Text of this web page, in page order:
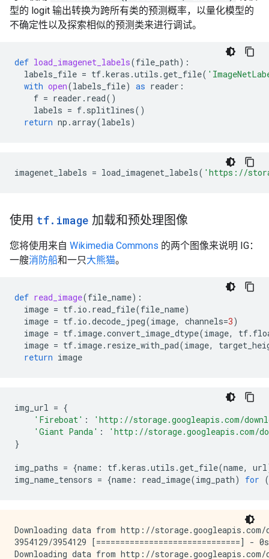
型的 logit 输出转换为跨所有类的预测概率，以量化模型的
不确定性以及探索相似的预测类来进行调试。
def load_imagenet_labels(file_path):
labels_file = tf.keras .utils .get_file(
with open(labels_file) as reader :
f = reader . read()
labels = f. splitlines()
return np .array(labels)
imagenet_labels = load_imagenet_labels( 'https://
使用 tf. image 加载和预处理图像
您将使用来自 Wikimedia Commons 的两个图像来说明 IG：
一艘消防船和一只大熊猫。
def read_image(file_name):
image = tf. io . read_file(file_name)
image = tf. io .decode_jpeg(image, channels=3)
image = tf. image.convert_image_dtype(image, tf.
image = tf. image. resize_with_pad(image,
return image
img_url = {
'Fireboat' :
'http://storage.googleapis.com/
'Giant Panda' :
'http://storage.googleapis.com/
}
img_paths = {name : tf.keras .utils .get_file(name, url
img_name_tensors = {name : read_image(img_path) for (
Downloading data from http://storage.googleapis.com/
3954129/3954129 [==============================] -
Downloading data from http://storage.googleapis.com/